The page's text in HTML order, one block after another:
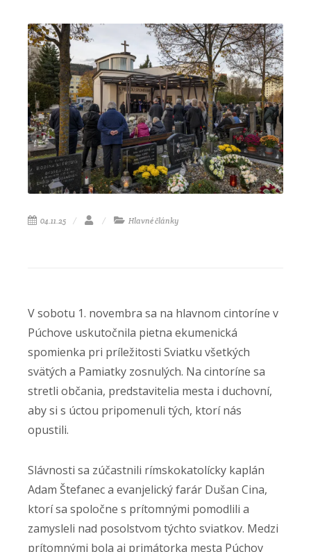
04.11.25 Hlavné články
V sobotu 1. novembra sa na hlavnom cintoríne v
Púchove uskutočnila pietna ekumenická
spomienka pri príležitosti Sviatku všetkých
svätých a Pamiatky zosnulých. Na cintoríne sa
stretli občania, predstavitelia mesta i duchovní,
aby si s úctou pripomenuli tých, ktorí nás
opustili.
Slávnosti sa zúčastnili rímskokatolícky kaplán
Adam Štefanec a evanjelický farár Dušan Cina,
ktorí sa spoločne s prítomnými pomodlili a
zamysleli nad posolstvom týchto sviatkov. Medzi
prítomnými bola aj primátorka mesta Púchov